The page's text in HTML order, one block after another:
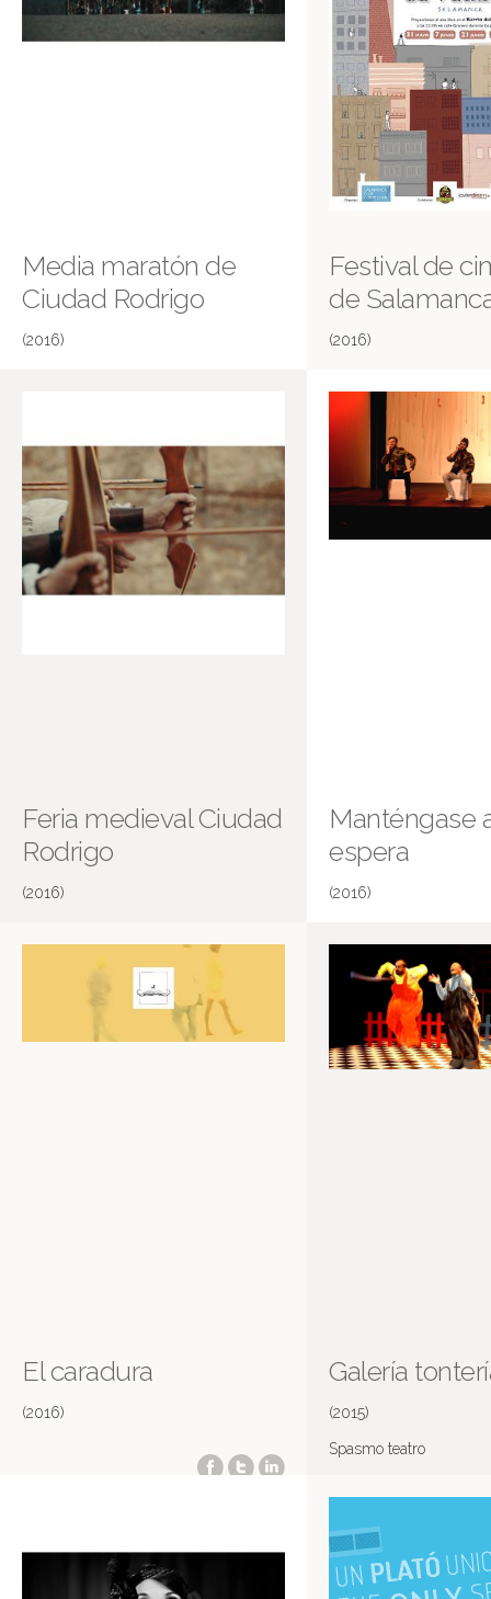
Media maratón de
Ciudad Rodrigo
(2016)
Festival de
de
(2016)
Feria medieval Ciudad
Rodrigo
(2016)
Manténgase
espera
(2016)
El caradura
(2016)
Galería
(2015)
Spasmo teatro